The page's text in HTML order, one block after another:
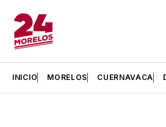
INICIO MORELOS CUERNAVACA